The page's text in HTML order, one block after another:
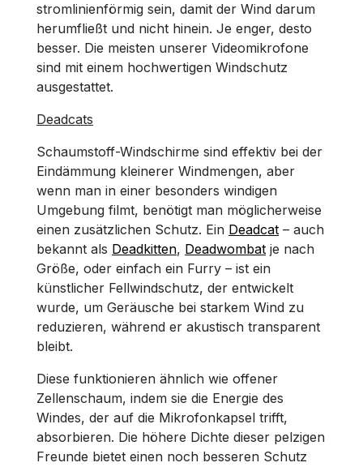
stromlinienförmig sein, damit der Wind darum
herumfließt und nicht hinein. Je enger, desto
besser. Die meisten unserer Videomikrofone
sind mit einem hochwertigen Windschutz
ausgestattet.
Deadcats
Schaumstoff-Windschirme sind effektiv bei der
Eindämmung kleinerer Windmengen, aber
wenn man in einer besonders windigen
Umgebung filmt, benötigt man möglicherweise
einen zusätzlichen Schutz. Ein Deadcat – auch
bekannt als Deadkitten, Deadwombat je nach
Größe, oder einfach ein Furry – ist ein
künstlicher Fellwindschutz, der entwickelt
wurde, um Geräusche bei starkem Wind zu
reduzieren, während er akustisch transparent
bleibt.
Diese funktionieren ähnlich wie offener
Zellenschaum, indem sie die Energie des
Windes, der auf die Mikrofonkapsel trifft,
absorbieren. Die höhere Dichte dieser pelzigen
Freunde bietet einen noch besseren Schutz